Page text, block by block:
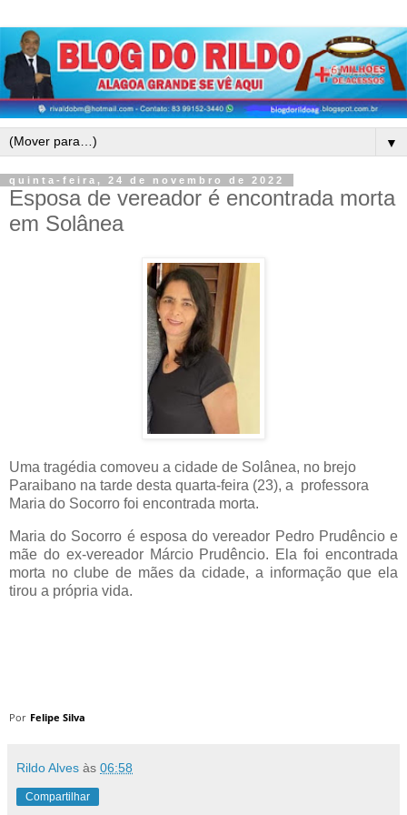
▼
quinta-feira, 24 de novembro de 2022
Esposa de vereador é encontrada morta
em Solânea
Uma tragédia comoveu a cidade de Solânea, no brejo
Paraibano na tarde desta quarta-feira (23), a professora
Maria do Socorro foi encontrada morta.
Maria do Socorro é esposa do vereador Pedro Prudêncio e
mãe do ex-vereador Márcio Prudêncio. Ela foi encontrada
morta no clube de mães da cidade, a informação que ela
tirou a própria vida.
Por Felipe Silva
Rildo Alves às 06:58
Compartilhar